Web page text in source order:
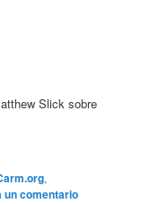
Slick sobre
,
un comentario